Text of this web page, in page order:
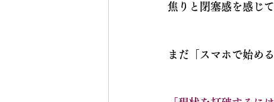
焦りと閉塞感を感じ
まだ「スマホで始め